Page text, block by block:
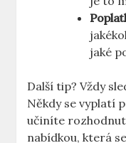
jaké
Další tip? Vždy
Někdy se vyplatí
učiníte
nabídkou, která